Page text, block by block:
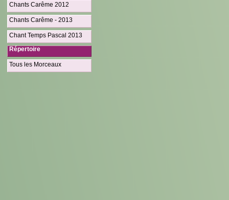
Chants Carême 2012
Chants Carême - 2013
Chant Temps Pascal 2013
Répertoire
Tous les Morceaux